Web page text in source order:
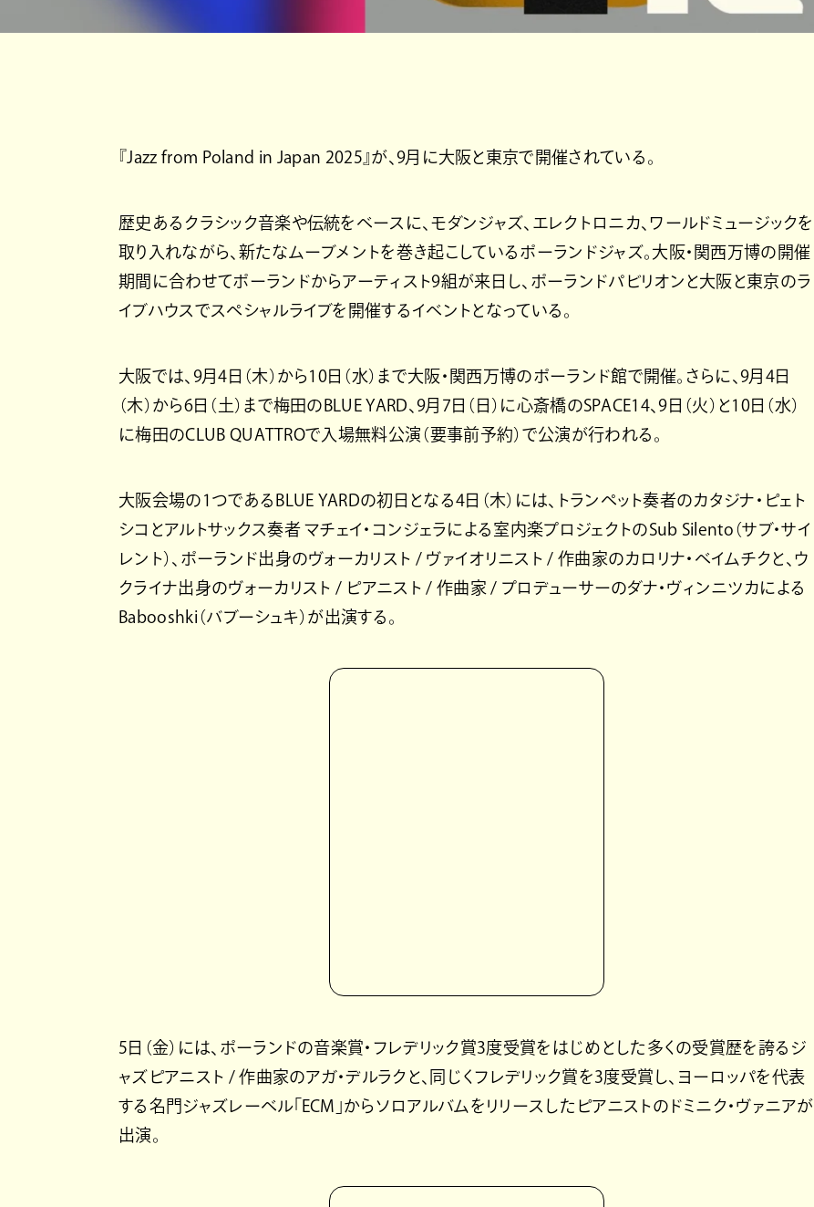
『Jazz from Poland in Japan 2025』が、9月に大阪と東京で開催されている。
歴史あるクラシック音楽や伝統をベースに、モダンジャズ、エレクトロニカ、ワールドミュージックを
取り入れながら、新たなムーブメントを巻き起こしているポーランドジャズ。大阪・関西万博の開催
期間に合わせてポーランドからアーティスト9組が来日し、ポーランドパビリオンと大阪と東京のラ
イブハウスでスペシャルライブを開催するイベントとなっている。
大阪では、9月4日（木）から10日（水）まで大阪・関西万博のポーランド館で開催。さらに、9月4日
（木）から6日（土）まで梅田のBLUE YARD、9月7日（日）に心斎橋のSPACE14、9日（火）と10日（水）
に梅田のCLUB QUATTROで入場無料公演（要事前予約）で公演が行われる。
大阪会場の1つであるBLUE YARDの初日となる4日（木）には、トランペット奏者のカタジナ・ピェト
シコとアルトサックス奏者 マチェイ・コンジェラによる室内楽プロジェクトのSub Silento（サブ・サイ
レント）、ポーランド出身のヴォーカリスト / ヴァイオリニスト / 作曲家のカロリナ・ベイムチクと、ウ
クライナ出身のヴォーカリスト / ピアニスト / 作曲家 / プロデューサーのダナ・ヴィンニツカによる
Babooshki（バブーシュキ）が出演する。
5日（金）には、ポーランドの音楽賞・フレデリック賞3度受賞をはじめとした多くの受賞歴を誇るジ
ャズピアニスト / 作曲家のアガ・デルラクと、同じくフレデリック賞を3度受賞し、ヨーロッパを代表
する名門ジャズレーベル「ECM」からソロアルバムをリリースしたピアニストのドミニク・ヴァニアが
出演。